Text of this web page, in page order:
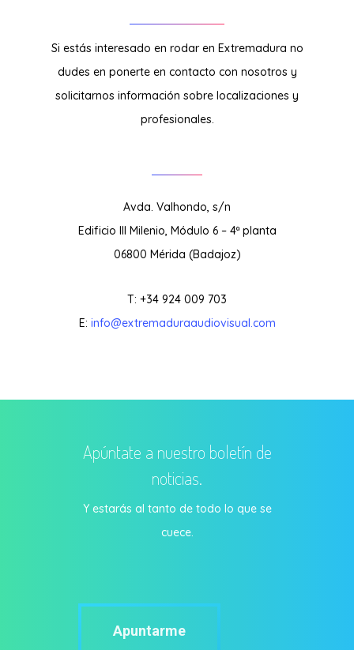
Si estás interesado en rodar en Extremadura no
dudes en ponerte en contacto con nosotros y
solicitarnos información sobre localizaciones y
profesionales.
Avda. Valhondo, s/n
Edificio III Milenio, Módulo 6 – 4ª planta
06800 Mérida (Badajoz)
T: +34 924 009 703
E: info@extremaduraaudiovisual.com
Apúntate a nuestro boletín de
noticias.
Y estarás al tanto de todo lo que se
cuece.
Apuntarme